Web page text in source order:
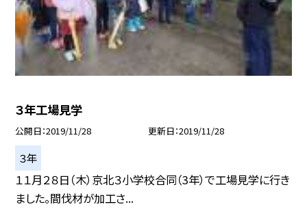
３年工場見学
公開日 2019/11/28 更新日 2019/11/28
３年
１１月２８日（木）京北３小学校合同（3年）で工場見学に行き
ました。間伐材が加工さ...